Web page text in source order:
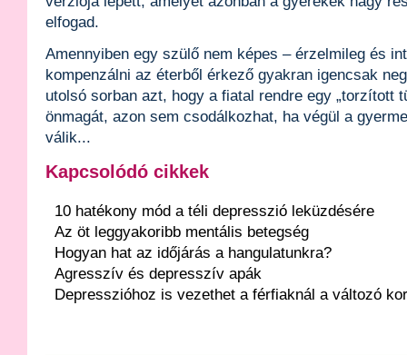
elfogad.
Amennyiben egy szülő nem képes – érzelmileg és
kompenzálni az éterből érkező gyakran igencsak
utolsó sorban azt, hogy a fiatal rendre egy „torzított
önmagát, azon sem csodálkozhat, ha végül a
válik...
Kapcsolódó cikkek
10 hatékony mód a téli depresszió leküzdésére
Az öt leggyakoribb mentális betegség
Hogyan hat az időjárás a hangulatunkra?
Agresszív és depresszív apák
Depresszióhoz is vezethet a férfiaknál a változó kor